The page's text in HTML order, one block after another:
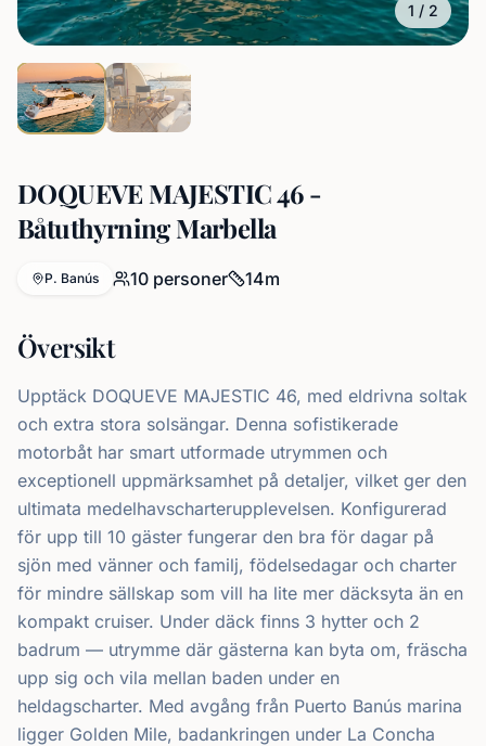
1 / 2
DOQUEVE MAJESTIC 46 -
Båtuthyrning Marbella
P. Banús 10 personer 14m
Översikt
Upptäck DOQUEVE MAJESTIC 46, med eldrivna soltak
och extra stora solsängar. Denna sofistikerade
motorbåt har smart utformade utrymmen och
exceptionell uppmärksamhet på detaljer, vilket ger den
ultimata medelhavscharterupplevelsen. Konfigurerad
för upp till 10 gäster fungerar den bra för dagar på
sjön med vänner och familj, födelsedagar och charter
för mindre sällskap som vill ha lite mer däcksyta än en
kompakt cruiser. Under däck finns 3 hytter och 2
badrum — utrymme där gästerna kan byta om, fräscha
upp sig och vila mellan baden under en
heldagscharter. Med avgång från Puerto Banús marina
ligger Golden Mile, badankringen under La Concha